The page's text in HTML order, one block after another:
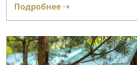
Подробнее ➝